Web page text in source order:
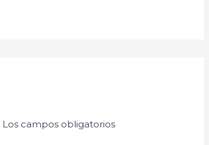
Los campos obligatorios